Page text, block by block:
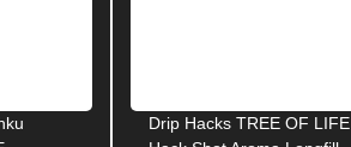
Drip Hacks TREE OF LIFE